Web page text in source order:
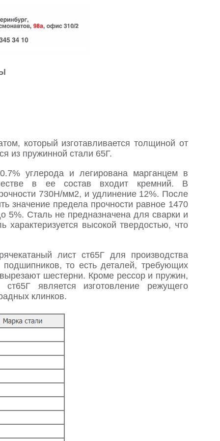
который изготавливается толщиной от
из пружинной стали 65Г.
углерода и легирована марганцем в
в ее состав входит кремний. В
730Н/мм2, и удлинение 12%. После
значение предела прочности равное 1470
5%. Сталь не предназначена для сварки и
высокой твердостью, что
лист ст65Г для производства
то есть деталей, требующих
шестерни. Кроме рессор и пружин,
является изготовление режущего
клинков.